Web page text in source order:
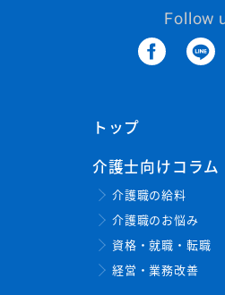
Follow
トップ
介護士向けコラム
介護職の給料
介護職のお悩み
資格・就職・転職
経営・業務改善